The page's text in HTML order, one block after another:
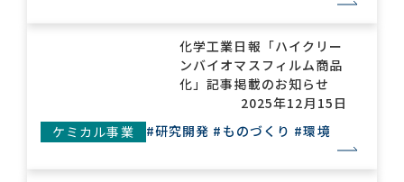
化学工業日報「ハイクリー
ンバイオマスフィルム商品
化」記事掲載のお知らせ
2025年12月15日
ケミカル事業
#研究開発 #ものづくり #環境